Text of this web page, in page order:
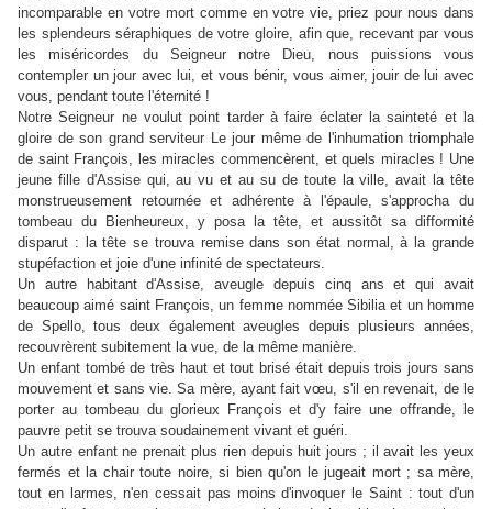
incomparable en votre mort comme en votre vie, priez pour nous dans
les splendeurs séraphiques de votre gloire, afin que, recevant par vous
les miséricordes du Seigneur notre Dieu, nous puissions vous
contempler un jour avec lui, et vous bénir, vous aimer, jouir de lui avec
vous, pendant toute l'éternité !
Notre Seigneur ne voulut point tarder à faire éclater la sainteté et la
gloire de son grand serviteur Le jour même de l'inhumation triomphale
de saint François, les miracles commencèrent, et quels miracles ! Une
jeune fille d'Assise qui, au vu et au su de toute la ville, avait la tête
monstrueusement retournée et adhérente à l'épaule, s'approcha du
tombeau du Bienheureux, y posa la tête, et aussitôt sa difformité
disparut : la tête se trouva remise dans son état normal, à la grande
stupéfaction et joie d'une infinité de spectateurs.
Un autre habitant d'Assise, aveugle depuis cinq ans et qui avait
beaucoup aimé saint François, un femme nommée Sibilia et un homme
de Spello, tous deux également aveugles depuis plusieurs années,
recouvrèrent subitement la vue, de la même manière.
Un enfant tombé de très haut et tout brisé était depuis trois jours sans
mouvement et sans vie. Sa mère, ayant fait vœu, s'il en revenait, de le
porter au tombeau du glorieux François et d'y faire une offrande, le
pauvre petit se trouva soudainement vivant et guéri.
Un autre enfant ne prenait plus rien depuis huit jours ; il avait les yeux
fermés et la chair toute noire, si bien qu'on le jugeait mort ; sa mère,
tout en larmes, n'en cessait pas moins d'invoquer le Saint : tout d'un